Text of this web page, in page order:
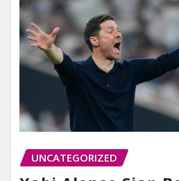
UNCATEGORIZED